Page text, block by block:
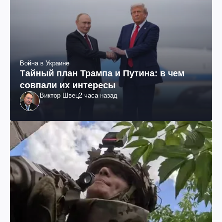
Война в Украине
Тайный план Трампа и Путина: в чем
совпали их интересы
Виктор Швец2 часа назад